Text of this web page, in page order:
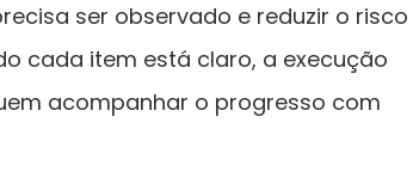
ser observado e reduzir o risco
cada item está claro, a execução
acompanhar o progresso com